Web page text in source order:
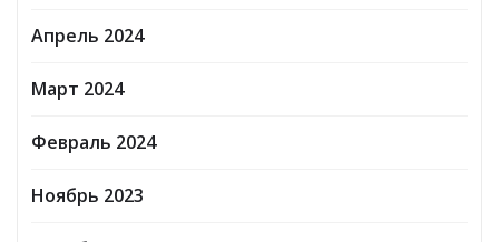
Апрель 2024
Март 2024
Февраль 2024
Ноябрь 2023